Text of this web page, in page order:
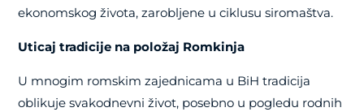
ekonomskog života, zarobljene u ciklusu siromaštva.
Uticaj tradicije na položaj Romkinja
U mnogim romskim zajednicama u BiH tradicija
oblikuje svakodnevni život, posebno u pogledu rodnih